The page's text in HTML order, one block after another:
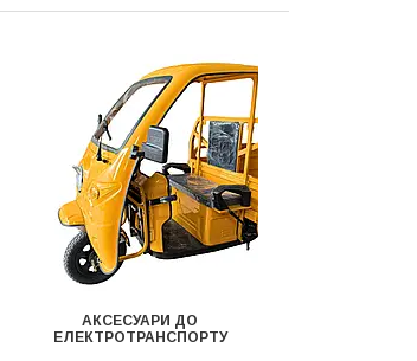
АКСЕСУАРИ ДО
ЕЛЕКТРОТРАНСПОРТУ